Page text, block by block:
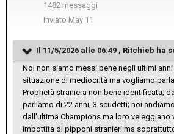
1482 messaggi
Inviato May 11
Il 11/5/2026 alle 06:49 , Ritchieb ha
Noi non siamo messi bene negli ultimi
situazione di mediocrità ma vogliamo
Proprietà straniera non bene identificata;
parliamo di 22 anni, 3 scudetti; noi
dall'ultima Champions ma loro veleggiano
imbottita di pipponi stranieri ma